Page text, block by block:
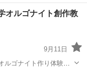
オルゴナイト創作教
9月11日